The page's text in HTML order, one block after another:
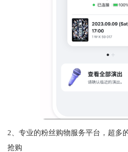
2、专业的粉丝购物服务平台，超多
抢购